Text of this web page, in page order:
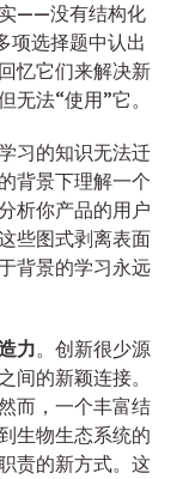
——没有结构化
选择题中认出
忆它们来解决新
无法“使用”它。
习的知识无法迁
背景下理解一个
析你产品的用户
些图式剥离表面
背景的学习永远
力。创新很少源
间的新颖连接。
而，一个丰富结
生物生态系统的
责的新方式。这